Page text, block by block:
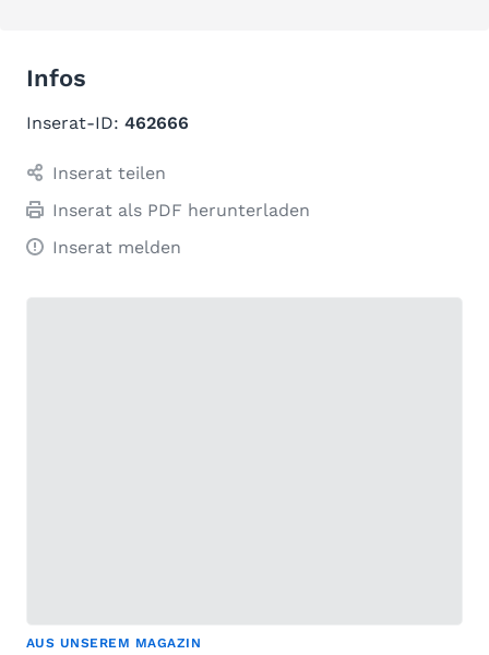
Infos
Inserat-ID: 462666
Inserat teilen
Inserat als PDF herunterladen
Inserat melden
AUS UNSEREM MAGAZIN